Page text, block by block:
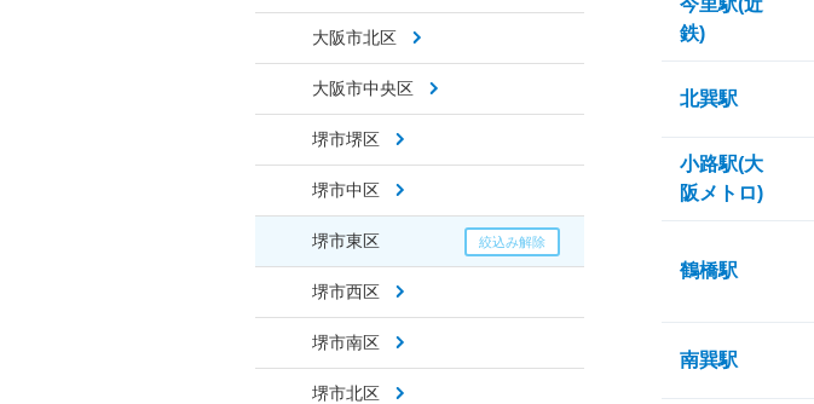
大阪市北区
大阪市中央区
堺市堺区
堺市中区
堺市東区
堺市西区
堺市南区
堺市北区
今里駅(近
鉄)
北巽駅
小路駅(大
阪メトロ)
鶴橋駅
南巽駅